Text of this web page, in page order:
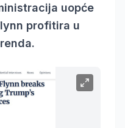
uopće
profitira u